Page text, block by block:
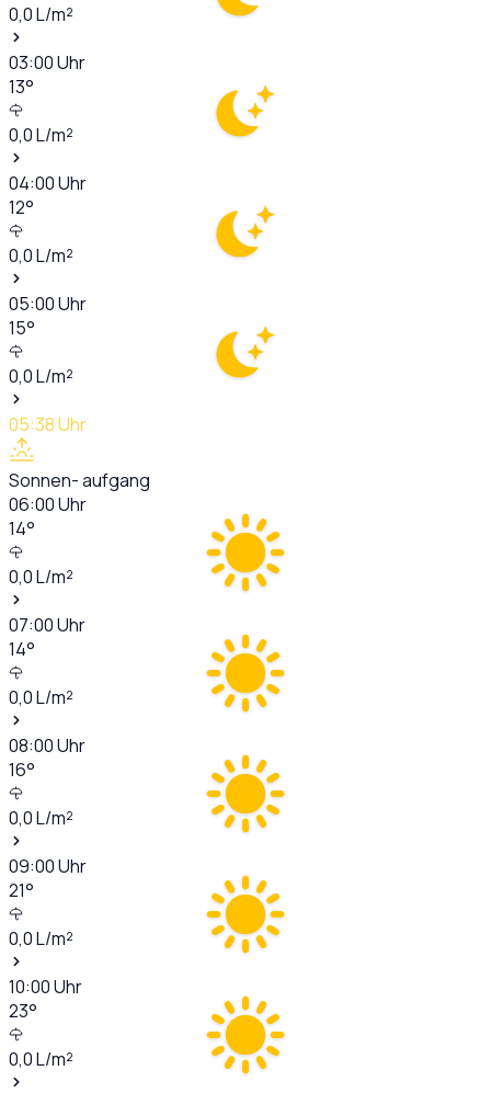
0,0L/m²
03:00Uhr
13°
0,0L/m²
04:00Uhr
12°
0,0L/m²
05:00Uhr
15°
0,0L/m²
05:38Uhr
Sonnen- aufgang
06:00Uhr
14°
0,0L/m²
07:00Uhr
14°
0,0L/m²
08:00Uhr
16°
0,0L/m²
09:00Uhr
21°
0,0L/m²
10:00Uhr
23°
0,0L/m²